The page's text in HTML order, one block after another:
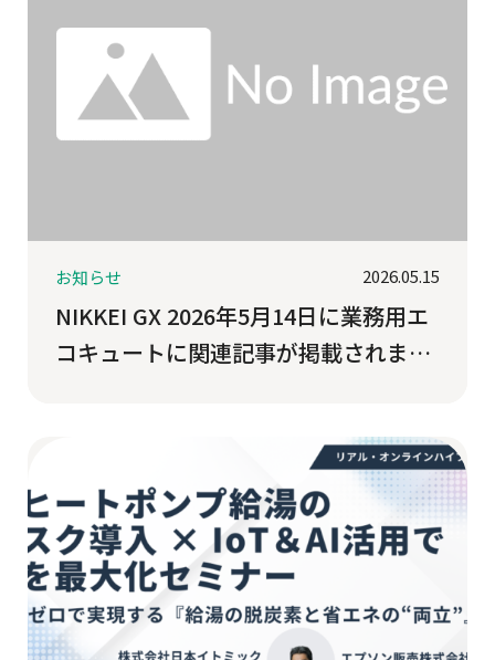
お知らせ 2026.05.15
NIKKEI GX 2026年5月14日に業務用エ
コキュートに関連記事が掲載されまし